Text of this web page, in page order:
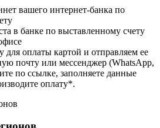
вашего интернет-банка по
в банке по выставленному счету
оплаты картой и отправляем ее
почту или мессенджер (WhatsApp,
по ссылке, заполняете данные
оплату*.